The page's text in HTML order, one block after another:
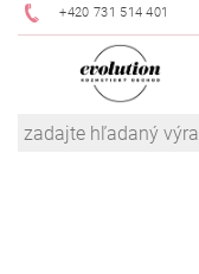
+420 731 514 401